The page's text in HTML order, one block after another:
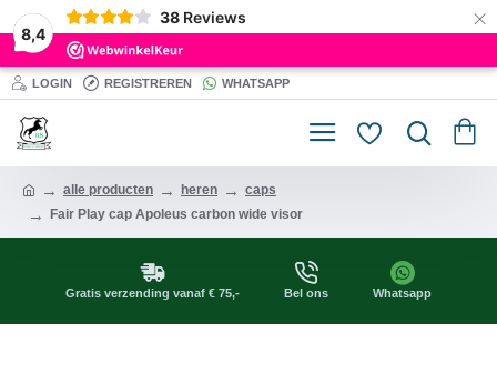
8,4
38 Reviews ×
LOGIN REGISTREREN WHATSAPP
alle producten heren
caps
Fair Play cap Apoleus carbon wide visor
Gratis verzending vanaf € 75,- Bel ons Whatsapp